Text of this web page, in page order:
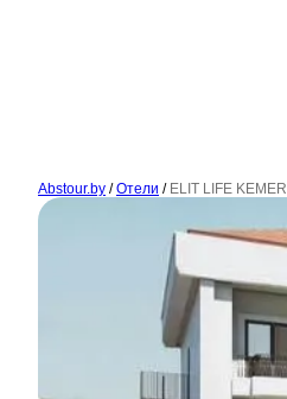
Abstour.by / Отели / ELIT LIFE KEMER